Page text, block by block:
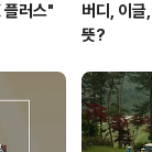
러스"
버디, 이글
뜻?